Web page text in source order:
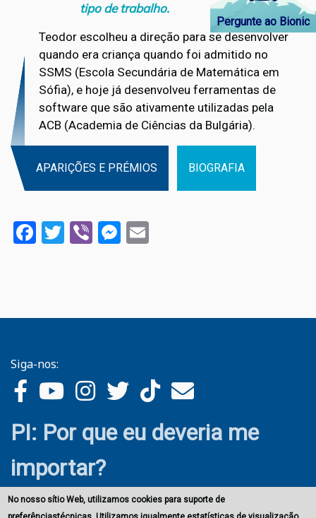
tipo de trabalho.
Teodor escolheu a direção para se desenvolver
quando era criança quando foi admitido no
SSMS (Escola Secundária de Matemática em
Sófia), e hoje já desenvolveu ferramentas de
software que são ativamente utilizadas pela
ACB (Academia de Ciências da Bulgária).
APARIÇÕES E PRÉMIOS BIOGRAFIA
Facebook
Twitter
ViberMessenger
Pergunte ao Bionic
Siga-nos:
PI: Por que eu deveria me
importar?
No nosso sítio Web, utilizamos cookies para suporte de